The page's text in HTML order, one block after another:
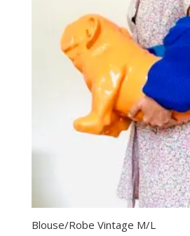
Blouse/Robe Vintage M/L